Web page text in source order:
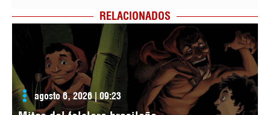
RELACIONADOS
agosto 6, 2026 | 09:23